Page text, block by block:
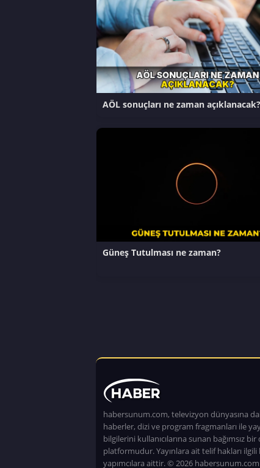
AÖL sonuçları ne zaman açıklanacak?
Güneş Tutulması ne zaman?
habersunum.com, televizyon dünyasına
haberler, dizi ve program fragmanları ile
bilgilerini kullanıcılarına sunan bağımsız
platformudur. Yayınlara ait telif hakları ilgili
yapımcılara aittir. © 2026 habersunum.com